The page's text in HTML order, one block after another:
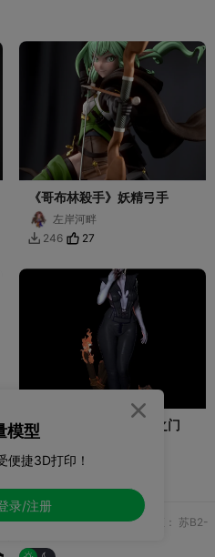
《哥布林殺手》妖精弓手
左岸河畔
 246 27
明萨拉Minthara-博德之门
34 7
司 版权所有增值电信业务许可证： 苏B2-
模型
便捷3D打印！
录/注册
